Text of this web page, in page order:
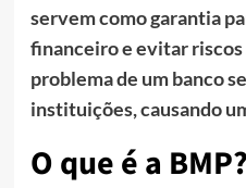
servem como garantia
financeiro e evitar
problema de um banco
instituições, causando
O que é a BMP?